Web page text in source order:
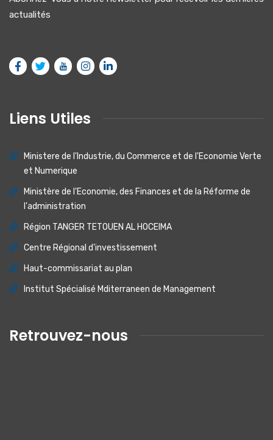
actualités
Liens Utiles
Ministere de I'lndustrie, du Commerce et de I'Economie Verte
et Numerique
Ministère de l'Economie, des Finances et de la Réforme de
l'administration
Région TANGER TETOUEN AL HOCEIMA
Centre Régional d'investissement
Haut-commissariat au plan
Institut Spécialisé Mditerraneen de Management
Retrouvez-nous